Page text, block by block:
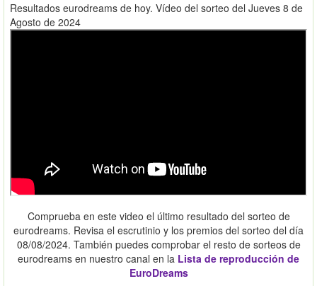
Resultados eurodreams de hoy. Vídeo del sorteo del Jueves 8 de
Agosto de 2024
Comprueba en este video el último resultado del sorteo de
eurodreams. Revisa el escrutinio y los premios del sorteo del día
08/08/2024. También puedes comprobar el resto de sorteos de
eurodreams en nuestro canal en la Lista de reproducción de
EuroDreams